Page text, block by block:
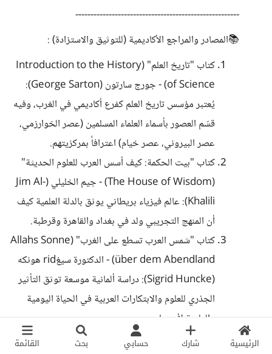
الرئيسية شارك حسابي بحث القائمة
------------------------------------------------------
📚المصادر والمراجع الأكاديمية (للتوثيق والاستزادة) :
كتاب "تاريخ العلم" (Introduction to the History
of Science) - جورج سارتون (George Sarton):
يُعتبر مؤسس تاريخ العلم كفرع أكاديمي في الغرب، وفيه
قسّم العصور بأسماء العلماء المسلمين (عصر الخوارزمي،
عصر البيروني، عصر خيام) اعترافاً بمركزيتهم.
كتاب "بيت الحكمة: كيف أسس العرب للعلوم الحديثة"
(The House of Wisdom) - جيم الخليلي (Jim Al-
Khalili): عالم فيزياء بريطاني يوثق بالدلة العلمية كيف
أن المنهج التجريبي ولد في بغداد والقاهرة وقرطبة.
كتاب "شمس العرب تسطع على الغرب" (Allahs Sonne
über dem Abendland) - الدكتورة سيغrid هونكه
(Sigrid Huncke): دراسة ألمانية موسعة توثق التأثير
الجذري للعلوم والابتكارات العربية في الحياة اليومية
والعلمية لأوروبا.
كتاب "العلوم الإسلامية وقيام الثورة العلمية الغربية"